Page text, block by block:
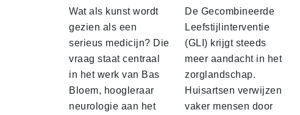
Wat als kunst wordt
gezien als een
serieus medicijn? Die
vraag staat centraal
in het werk van Bas
Bloem, hoogleraar
neurologie aan het
De Gecombineerde
Leefstijlinterventie
(GLI) krijgt steeds
meer aandacht in het
zorglandschap.
Huisartsen verwijzen
vaker mensen door